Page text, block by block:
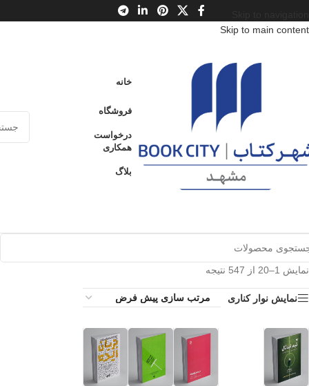
Skip to main content
خانه
فروشگاه
درخواست
همکاری
بلاگ
نمایش 1–20 از 547 نتیجه
نمایش نوار کناری